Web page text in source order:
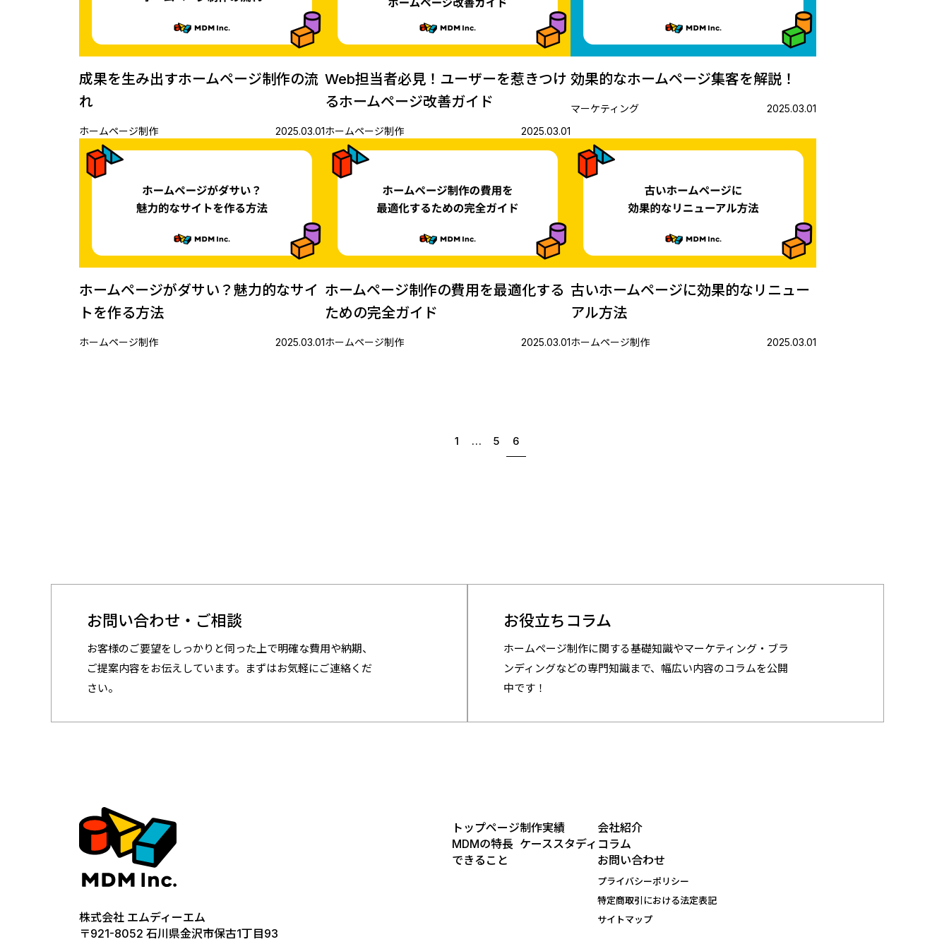
成果を生み出すホームページ制作の流
れ
ホームページ制作 2025.03.01
Web担当者必見！ユーザーを惹きつけ
るホームページ改善ガイド
ホームページ制作 2025.03.01
効果的なホームページ集客を解説！
マーケティング 2025.03.01
ホームページがダサい？魅力的なサイ
トを作る方法
ホームページ制作 2025.03.01
ホームページ制作の費用を最適化する
ための完全ガイド
ホームページ制作 2025.03.01
古いホームページに効果的なリニュー
アル方法
ホームページ制作 2025.03.01
1 … 5 6
お問い合わせ・ご相談
お客様のご要望をしっかりと伺った上で明確な費用や納期、
ご提案内容をお伝えしています。まずはお気軽にご連絡くだ
さい。
お役立ちコラム
ホームページ制作に関する基礎知識やマーケティング・ブラ
ンディングなどの専門知識まで、幅広い内容のコラムを公開
中です！
株式会社 エムディーエム
〒921-8052 石川県金沢市保古1丁目93
トップページ
MDMの特長
できること
制作実績
ケーススタディ
会社紹介
コラム
お問い合わせ
プライバシーポリシー
特定商取引における法定表記
サイトマップ